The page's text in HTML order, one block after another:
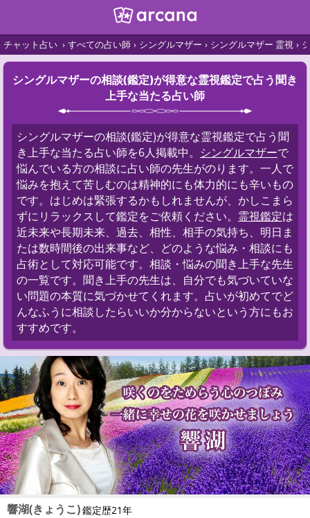
チャット占い すべての占い師 シングルマザー シングルマザー 霊視
シングルマザーの相談(鑑定)が得意な霊視鑑定で占う聞き
上手な当たる占い師
シングルマザーの相談(鑑定)が得意な霊視鑑定で占う聞
き上手な当たる占い師を6人掲載中。 シングルマザーで
悩んでいる方の相談に占い師の先生がのります。一人で
悩みを抱えて苦しむのは精神的にも体力的にも辛いもの
です。はじめは緊張するかもしれませんが、かしこまら
ずにリラックスして鑑定をご依頼ください。 霊視鑑定は
近未来や長期未来、過去、相性、相手の気持ち、明日ま
たは数時間後の出来事など、どのような悩み・相談にも
占術として対応可能です。相談・悩みの聞き上手な先生
の一覧です。聞き上手の先生は、自分でも気づいていな
い問題の本質に気づかせてくれます。占いが初めてでど
んなふうに相談したらいいか分からないという方にもお
すすめです。
響湖(きょうこ)鑑定歴21年